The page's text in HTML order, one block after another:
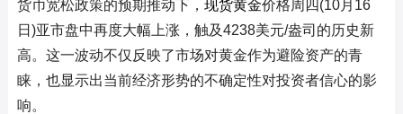
货币宽松政策的预期推动下， 现货黄金价格周四(10月16
日)亚市盘中再度大幅上涨，触及4238美元/盎司的历史新
高。这一波动不仅反映了市场对黄金作为避险资产的青
睐，也显示出当前经济形势的不确定性对投资者信心的影
响。